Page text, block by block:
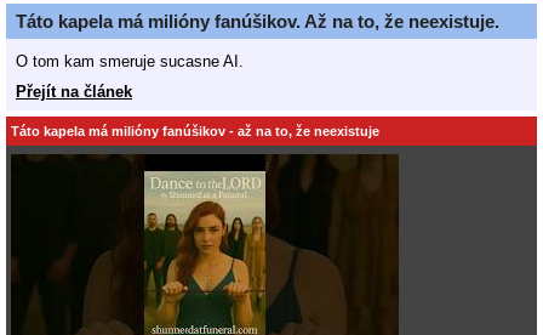
Táto kapela má milióny fanúšikov. Až na to, že neexistuje.
O tom kam smeruje sucasne AI.
Přejít na článek
Táto kapela má milióny fanúšikov - až na to, že neexistuje